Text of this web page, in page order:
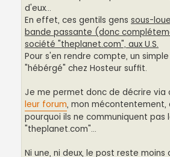
d'eux...
En effet, ces gentils gens sous-
bande passante (donc
société "theplanet.com", aux U.S.
Pour s'en rendre compte, un
"hébérgé" chez Hosteur suffit.
Je me permet donc de décrire via
leur forum, mon mécontentement,
pourquoi ils ne communiquent pas
"theplanet.com"...
Ni une, ni deux, le post reste moins